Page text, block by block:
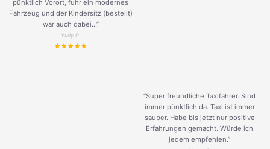
pünktlich Vorort, fuhr ein modernes
Fahrzeug und der Kindersitz (bestellt)
war auch dabei...”
Yuriy P.
“Super freundliche Taxifahrer. Sind
immer pünktlich da. Taxi ist immer
sauber. Habe bis jetzt nur positive
Erfahrungen gemacht. Würde ich
jedem empfehlen.”